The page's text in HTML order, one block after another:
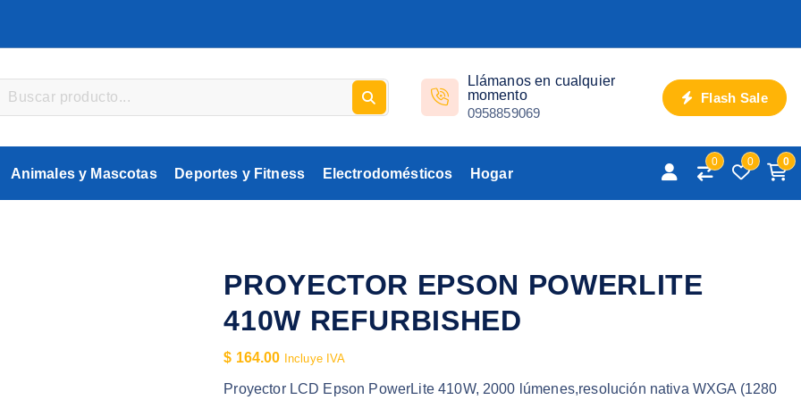
Llámanos en cualquier
momento
0958859069
Flash Sale
Animales y Mascotas Deportes y Fitness Electrodomésticos Hogar
0 0 0
PROYECTOR EPSON POWERLITE
410W REFURBISHED
$ 164.00 Incluye IVA
Proyector LCD Epson PowerLite 410W, 2000 lúmenes,resolución nativa WXGA (1280